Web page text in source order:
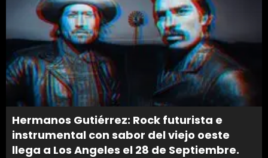
Hermanos Gutiérrez: Rock futurista e
instrumental con sabor del viejo oeste
llega a Los Angeles el 28 de Septiembre.